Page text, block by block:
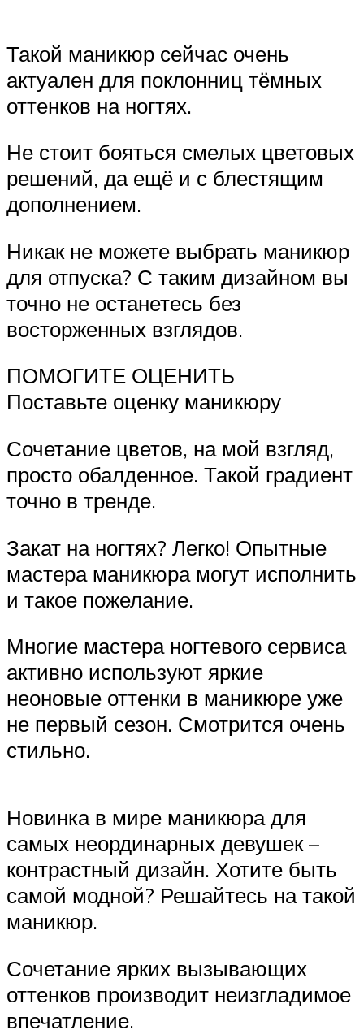
Такой маникюр сейчас очень
актуален для поклонниц тёмных
оттенков на ногтях.
Не стоит бояться смелых цветовых
решений, да ещё и с блестящим
дополнением.
Никак не можете выбрать маникюр
для отпуска? С таким дизайном вы
точно не останетесь без
восторженных взглядов.
ПОМОГИТЕ ОЦЕНИТЬ
Поставьте оценку маникюру
Сочетание цветов, на мой взгляд,
просто обалденное. Такой градиент
точно в тренде.
Закат на ногтях? Легко! Опытные
мастера маникюра могут исполнить
и такое пожелание.
Многие мастера ногтевого сервиса
активно используют яркие
неоновые оттенки в маникюре уже
не первый сезон. Смотрится очень
стильно.
Новинка в мире маникюра для
самых неординарных девушек –
контрастный дизайн. Хотите быть
самой модной? Решайтесь на такой
маникюр.
Сочетание ярких вызывающих
оттенков производит неизгладимое
впечатление.